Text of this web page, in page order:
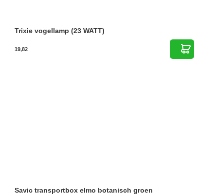
Trixie vogellamp (23 WATT)
19,82
Savic transportbox elmo botanisch groen